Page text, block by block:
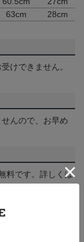
63cm 28cm
けできません。
んので、お早め
料です。詳しくは
います。詳しく